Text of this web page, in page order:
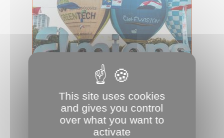
Le ballet des ballons
Des dizaines de montgolfières vont
colorer le parc de La Hotoie. Du 28 au
30 août, le Défi Jules-Verne, ras...
This site uses cookies
and gives you control
over what you want to
activate